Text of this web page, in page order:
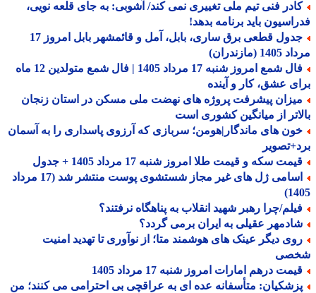
فنی تیم ملی تغییری نمی کند/ آشوبی: به جای قلعه نویی،
باید برنامه بدهد!
جدول قطعی برق ساری، بابل، آمل و قائمشهر بابل امروز 17
(مازندران)
فال شمع امروز شنبه 17 مرداد 1405 | فال شمع متولدین 12 ماه
عشق، کار و آینده
پیشرفت پروژه های نهضت ملی مسکن در استان زنجان
از میانگین کشوری است
های ماندگار|هومن؛ سربازی که آرزوی پاسداری را به آسمان
سکه و قیمت طلا امروز شنبه 17 مرداد 1405 + جدول
اسامی ژل های غیر مجاز شستشوی پوست منتشر شد (17 مرداد
چرا رهبر شهید انقلاب به پناهگاه نرفتند؟
عقیلی به ایران برمی گردد؟
دیگر عینک های هوشمند متا؛ از نوآوری تا تهدید امنیت
درهم امارات امروز شنبه 17 مرداد 1405
متأسفانه عده ای به عراقچی بی احترامی می کنند؛ من